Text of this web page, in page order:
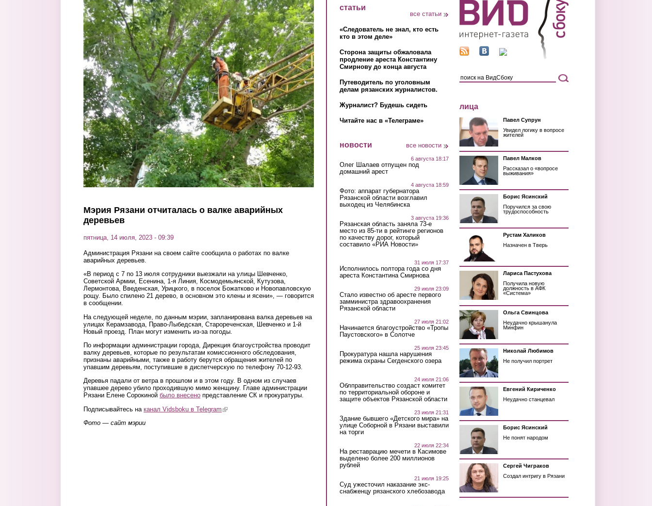
Перейти к основному содержанию
Мэрия Рязани отчиталась о валке аварийных
деревьев
пятница, 14 июля, 2023 - 09:39
Администрация Рязани на своем сайте сообщила о работах по валке
аварийных деревьев.
«В период с 7 по 13 июля сотрудники выезжали на улицы Шевченко,
Советской Армии, Есенина, 1-я Линия, Космодемьянской, Кутузова,
Лермонтова, Введенская, Урицкого, в поселок Божатково и Новопавловскую
рощу. Было спилено 21 дерево, в основном это клены и ясени», — говорится
в сообщении.
На следующей неделе, по данным мэрии, запланирована валка деревьев на
улицах Керамзавода, Право-Лыбедская, Старореченская, Шевченко и 1-й
Новый проезд. План могут изменить из-за погоды.
По информации администрации города, Дирекция благоустройства проводит
валку деревьев, которые по результатам комиссионного обследования,
признаны аварийными, также в работу берутся обращения жителей по
упавшим деревьям, поступившие в диспетчерскую по телефону 70-12-93.
Деревья падали от ветра в прошлом и в этом году. В одном из случаев
упавшее дерево убило проходившую мимо женщину. Главе администрации
Рязани Елене Сорокиной было внесено представление СК и прокуратуры.
Подписывайтесь на канал Vidsboku в Telegram (link is external)
Фото — сайт мэрии
статьи
все статьи
«Следователь не знал, кто есть
кто в этом деле»
Сторона защиты обжаловала
продление ареста Константину
Смирнову до конца августа
Путеводитель по уголовным
делам рязанских журналистов.
Журналист? Будешь сидеть
Читайте нас в «Телеграме»
новости все новости
6 августа 18:17
Олег Шалаев отпущен под
домашний арест
4 августа 18:59
Фото: аппарат губернатора
Рязанской области возглавил
выходец из Челябинска
3 августа 19:36
Рязанская область заняла 73-е
место из 85-ти в рейтинге регионов
по качеству дорог, который
составило «РИА Новости»
31 июля 17:37
Исполнилось полтора года со дня
ареста Константина Смирнова
29 июля 23:09
Стало известно об аресте первого
замминистра здравоохранения
Рязанской области
27 июля 21:02
Начинается благоустройство «Тропы
Паустовского» в Солотче
25 июля 23:45
Прокуратура нашла нарушения
режима охраны Сегденского озера
24 июля 21:06
Облправительство создаст комитет
по территориальной обороне и
защите объектов Рязанской области
23 июля 21:31
Здание бывшего «Детского мира» на
улице Соборной в Рязани выставили
на торги
22 июля 22:34
На реставрацию мечети в Касимове
выделено более 200 миллионов
рублей
21 июля 19:25
Суд ужесточил наказание экс-
снабженцу рязанского хлебозавода
лица
Павел Супрун
Увидел логику в вопросе
жителей
Павел Малков
Рассказал о «вопросе
выживания»
Борис Ясинский
Поручился за свою
трудоспособность
Рустам Халиков
Назначен в Тверь
Лариса Пастухова
Получила новую
должность в АФК
«Система»
Ольга Свинцова
Неудачно крышанула
Минфин
Николай Любимов
Не получил портрет
Евгений Кириченко
Неудачно станцевал
Борис Ясинский
Не понят народом
Сергей Чиграков
Создал интригу в Рязани